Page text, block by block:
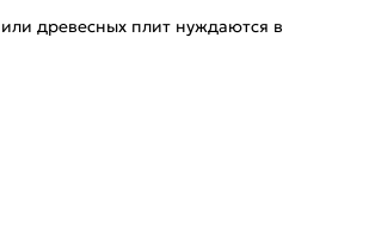
древесных плит нуждаются в